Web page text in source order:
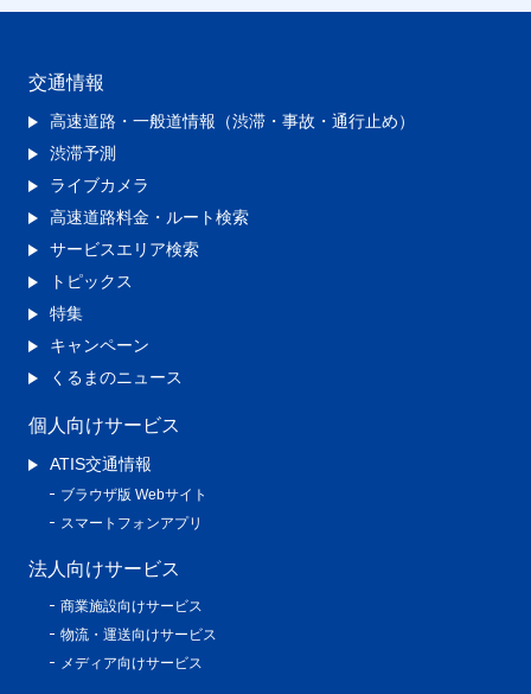
交通情報
高速道路・一般道情報（渋滞・事故・通行止め）
渋滞予測
ライブカメラ
高速道路料金・ルート検索
サービスエリア検索
トピックス
特集
キャンペーン
くるまのニュース
個人向けサービス
ATIS交通情報
ブラウザ版 Webサイト
スマートフォンアプリ
法人向けサービス
商業施設向けサービス
物流・運送向けサービス
メディア向けサービス